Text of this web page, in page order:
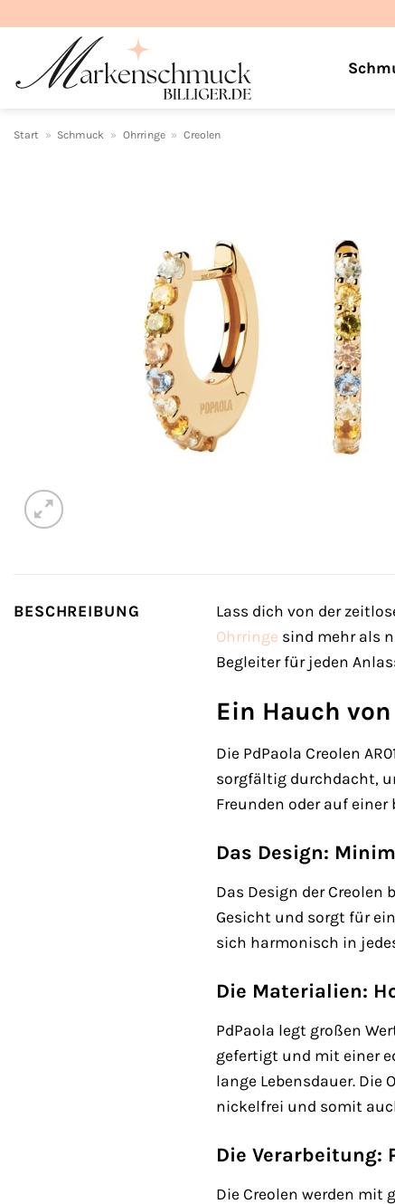
springen
Start » Schmuck » Ohrringe » Creolen
BESCHREIBUNG Lass dich von der
Ohrringe sind mehr als
Begleiter für jeden
Ein Hauch
Die PdPaola Creolen
sorgfältig durchdacht,
Freunden oder auf
Das Design:
Das Design der
Gesicht und sorgt für
sich harmonisch in
Die Materialien:
PdPaola legt großen
gefertigt und mit einer
lange Lebensdauer.
nickelfrei und somit
Die Verarbeitung:
Die Creolen werden mit